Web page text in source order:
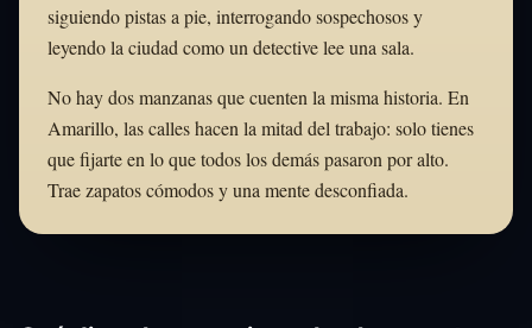
siguiendo pistas a pie, interrogando sospechosos y
leyendo la ciudad como un detective lee una sala.
No hay dos manzanas que cuenten la misma historia. En
Amarillo, las calles hacen la mitad del trabajo: solo tienes
que fijarte en lo que todos los demás pasaron por alto.
Trae zapatos cómodos y una mente desconfiada.